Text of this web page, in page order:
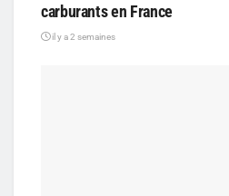
carburants en France
il y a 2 semaines